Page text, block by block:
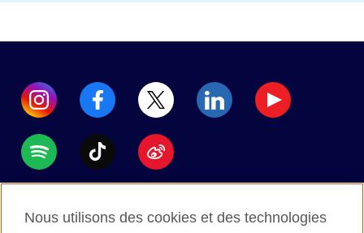
Nous utilisons des cookies et des technologies